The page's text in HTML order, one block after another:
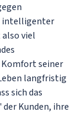
intelligenter
viel
seiner
langfristig
sich das
Kunden, ihre